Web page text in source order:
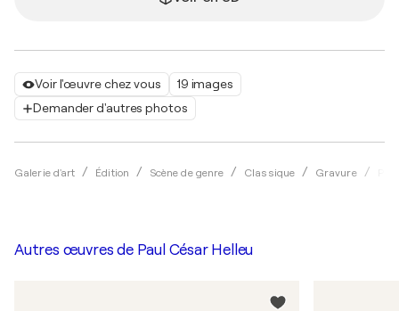
Voir l'œuvre chez vous
19 images
Demander d'autres photos
Galerie d'art Édition Scène de genre Classique Gravure
Autres œuvres de Paul César Helleu